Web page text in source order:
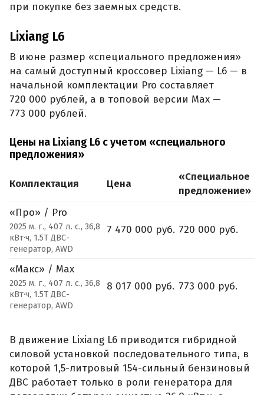
при покупке без заемных средств.
Lixiang L6
В июне размер «специального предложения»
на самый доступный кроссовер Lixiang — L6 — в
начальной комплектации Pro составляет
720 000 рублей, а в топовой версии Max —
773 000 рублей.
Цены на Lixiang L6 с учетом «специального
предложения»
Комплектация Цена
«Специальное
предложение»
«Про» / Pro
2025 м. г., 407 л. с., 36,8
кВт·ч, 1.5T ДВС-
генератор, AWD
7 470 000 руб. 720 000 руб.
«Макс» / Max
2025 м. г., 407 л. с., 36,8
кВт·ч, 1.5T ДВС-
генератор, AWD
8 017 000 руб. 773 000 руб.
В движение Lixiang L6 приводится гибридной
силовой установкой последовательного типа, в
которой 1,5-литровый 154-сильный бензиновый
ДВС работает только в роли генератора для